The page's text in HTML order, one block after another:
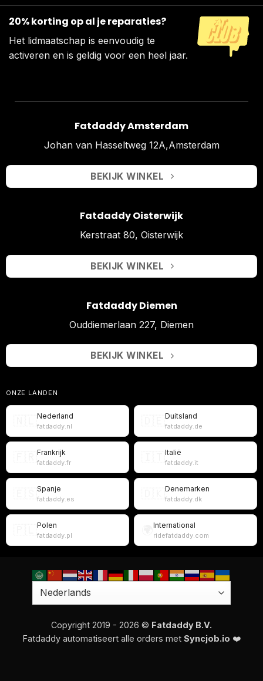
20% korting op al je reparaties?
Het lidmaatschap is eenvoudig te
activeren en is geldig voor een heel jaar.
Fatdaddy Amsterdam
Johan van Hasseltweg 12A,Amsterdam
BEKIJK WINKEL
Fatdaddy Oisterwijk
Kerstraat 80, Oisterwijk
BEKIJK WINKEL
Fatdaddy Diemen
Ouddiemerlaan 227, Diemen
BEKIJK WINKEL
ONZE LANDEN
Nederland
fatdaddy.nl
Duitsland
fatdaddy.de
Frankrijk
fatdaddy.fr
Italië
fatdaddy.it
Spanje
fatdaddy.es
Denemarken
fatdaddy.dk
Polen
fatdaddy.pl
International
ridefatdaddy.com
Copyright 2019 - 2026 © Fatdaddy B.V.
Fatdaddy automatiseert alle orders met Syncjob.io ❤️